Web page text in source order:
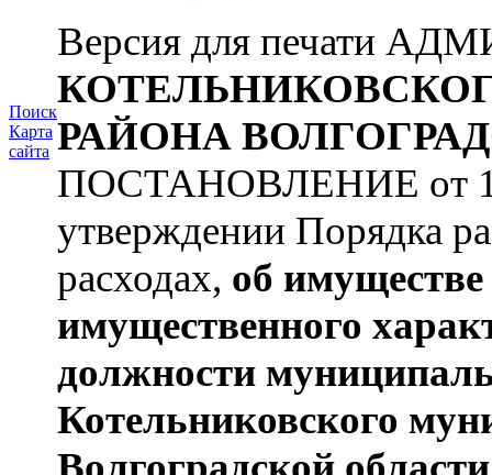
Поиск
Карта
сайта
Версия для печати
РАЙОНА
ПОСТАНОВЛЕНИЕ от
утверждении Порядка
расходах, об имуществе
имущественного
должности
Котельниковского